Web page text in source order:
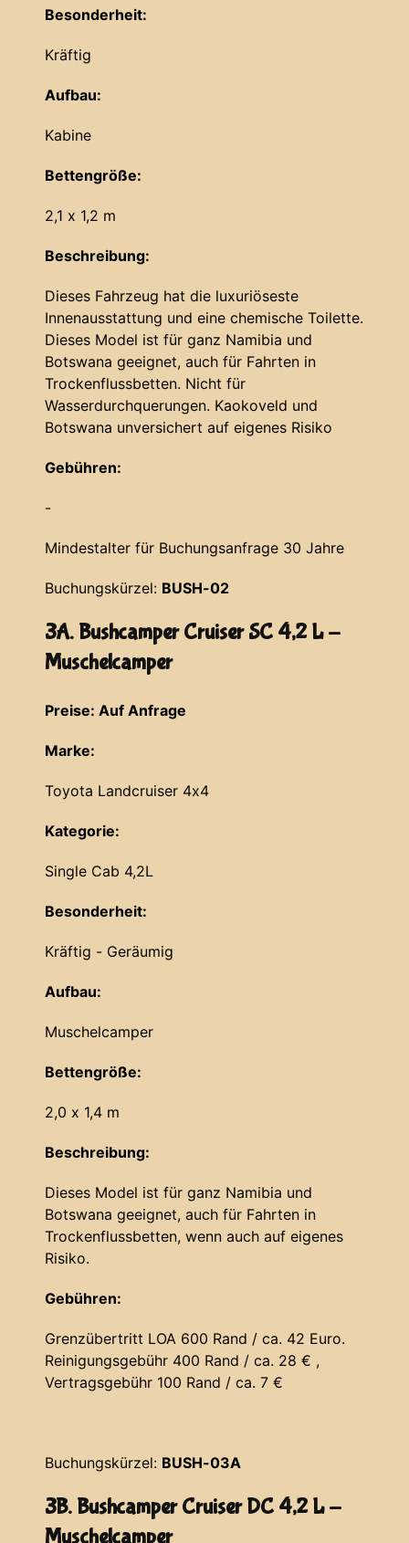
Besonderheit:
Kräftig
Aufbau:
Kabine
Bettengröße:
2,1 x 1,2 m
Beschreibung:
Dieses Fahrzeug hat die luxuriöseste
Innenausstattung und eine chemische Toilette.
Dieses Model ist für ganz Namibia und
Botswana geeignet, auch für Fahrten in
Trockenflussbetten. Nicht für
Wasserdurchquerungen. Kaokoveld und
Botswana unversichert auf eigenes Risiko
Gebühren:
-
Mindestalter für Buchungsanfrage 30 Jahre
Buchungskürzel: BUSH-02
3A. Bushcamper Cruiser SC 4,2 L -
Muschelcamper
Preise: Auf Anfrage
Marke:
Toyota Landcruiser 4x4
Kategorie:
Single Cab 4,2L
Besonderheit:
Kräftig - Geräumig
Aufbau:
Muschelcamper
Bettengröße:
2,0 x 1,4 m
Beschreibung:
Dieses Model ist für ganz Namibia und
Botswana geeignet, auch für Fahrten in
Trockenflussbetten, wenn auch auf eigenes
Risiko.
Gebühren:
Grenzübertritt LOA 600 Rand / ca. 42 Euro.
Reinigungsgebühr 400 Rand / ca. 28 € ,
Vertragsgebühr 100 Rand / ca. 7 €
Buchungskürzel: BUSH-03A
3B. Bushcamper Cruiser DC 4,2 L -
Muschelcamper